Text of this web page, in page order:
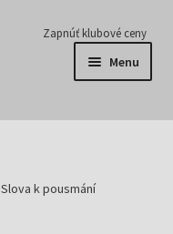
Preskočiť
navigáciu
Preskočiť
obsah
Zapnúť klubové ceny
Menu
Slova k pousmání